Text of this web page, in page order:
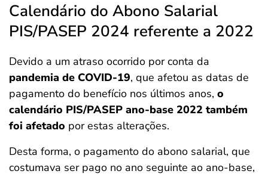
Calendário do Abono Salarial
PIS/PASEP 2024 referente a 2022
Devido a um atraso ocorrido por conta da
pandemia de COVID-19, que afetou as datas de
pagamento do benefício nos últimos anos, o
calendário PIS/PASEP ano-base 2022 também
foi afetado por estas alterações.
Desta forma, o pagamento do abono salarial, que
costumava ser pago no ano seguinte ao ano-base,